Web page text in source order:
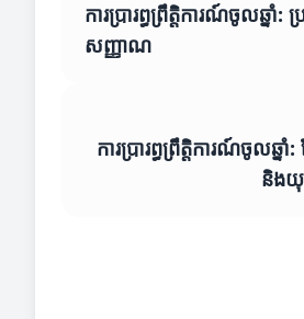
ការប្រារព្ធព្រឹត្តិការណ៍ចូលឆ្នាំ
សញ្ញាណ
ការប្រារព្ធព្រឹត្តិការណ៍ចូលឆ្ន
និងយុ